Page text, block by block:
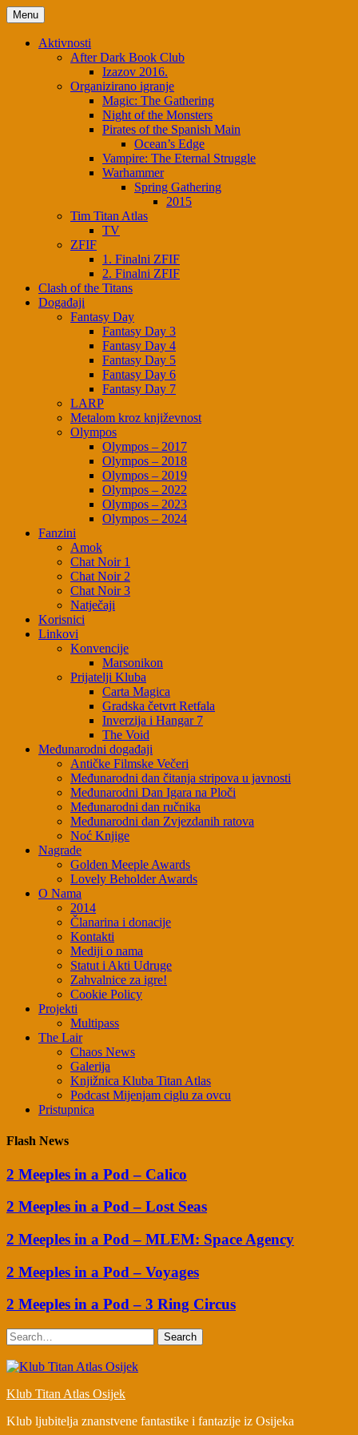
Skip
to
content
Menu
Aktivnosti
After Dark Book Club
Izazov 2016.
Organizirano igranje
Magic: The Gathering
Night of the Monsters
Pirates of the Spanish Main
Ocean’s Edge
Vampire: The Eternal Struggle
Warhammer
Spring Gathering
2015
Tim Titan Atlas
TV
ZFIF
1. Finalni ZFIF
2. Finalni ZFIF
Clash of the Titans
Događaji
Fantasy Day
Fantasy Day 3
Fantasy Day 4
Fantasy Day 5
Fantasy Day 6
Fantasy Day 7
LARP
Metalom kroz književnost
Olympos
Olympos – 2017
Olympos – 2018
Olympos – 2019
Olympos – 2022
Olympos – 2023
Olympos – 2024
Fanzini
Amok
Chat Noir 1
Chat Noir 2
Chat Noir 3
Natječaji
Korisnici
Linkovi
Konvencije
Marsonikon
Prijatelji Kluba
Carta Magica
Gradska četvrt Retfala
Inverzija i Hangar 7
The Void
Međunarodni događaji
Antičke Filmske Večeri
Međunarodni dan čitanja stripova u javnosti
Međunarodni Dan Igara na Ploči
Međunarodni dan ručnika
Međunarodni dan Zvjezdanih ratova
Noć Knjige
Nagrade
Golden Meeple Awards
Lovely Beholder Awards
O Nama
2014
Članarina i donacije
Kontakti
Mediji o nama
Statut i Akti Udruge
Zahvalnice za igre!
Cookie Policy
Projekti
Multipass
The Lair
Chaos News
Galerija
Knjižnica Kluba Titan Atlas
Podcast Mijenjam ciglu za ovcu
Pristupnica
Flash News
2 Meeples in a Pod – Calico
2 Meeples in a Pod – Lost Seas
2 Meeples in a Pod – MLEM: Space Agency
2 Meeples in a Pod – Voyages
2 Meeples in a Pod – 3 Ring Circus
Search
Klub Titan Atlas Osijek
Klub ljubitelja znanstvene fantastike i fantazije iz Osijeka